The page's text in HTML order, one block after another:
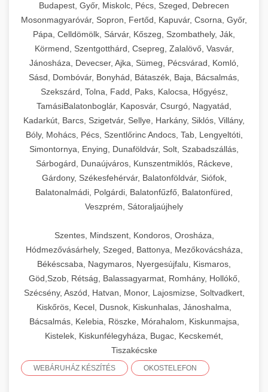
Budapest, Győr, Miskolc, Pécs, Szeged, Debrecen
Mosonmagyaróvár, Sopron, Fertőd, Kapuvár, Csorna, Győr,
Pápa, Celldömölk, Sárvár, Kőszeg, Szombathely, Ják,
Körmend, Szentgotthárd, Csepreg, Zalalövő, Vasvár,
Jánosháza, Devecser, Ajka, Sümeg, Pécsvárad, Komló,
Sásd, Dombóvár, Bonyhád, Bátaszék, Baja, Bácsalmás,
Szekszárd, Tolna, Fadd, Paks, Kalocsa, Hőgyész,
TamásiBalatonboglár, Kaposvár, Csurgó, Nagyatád,
Kadarkút, Barcs, Szigetvár, Sellye, Harkány, Siklós, Villány,
Bóly, Mohács, Pécs, Szentlőrinc Andocs, Tab, Lengyeltóti,
Simontornya, Enying, Dunaföldvár, Solt, Szabadszállás,
Sárbogárd, Dunaújváros, Kunszentmiklós, Ráckeve,
Gárdony, Székesfehérvár, Balatonföldvár, Siófok,
Balatonalmádi, Polgárdi, Balatonfűzfő, Balatonfüred,
Veszprém, Sátoraljaújhely
Szentes, Mindszent, Kondoros, Orosháza,
Hódmezővásárhely, Szeged, Battonya, Mezőkovácsháza,
Békéscsaba, Nagymaros, Nyergesújfalu, Kismaros,
Göd,Szob, Rétság, Balassagyarmat, Romhány, Hollókő,
Szécsény, Aszód, Hatvan, Monor, Lajosmizse, Soltvadkert,
Kiskőrös, Kecel, Dusnok, Kiskunhalas, Jánoshalma,
Bácsalmás, Kelebia, Röszke, Mórahalom, Kiskunmajsa,
Kistelek, Kiskunfélegyháza, Bugac, Kecskemét,
Tiszakécske
WEBÁRUHÁZ KÉSZÍTÉS OKOSTELEFON